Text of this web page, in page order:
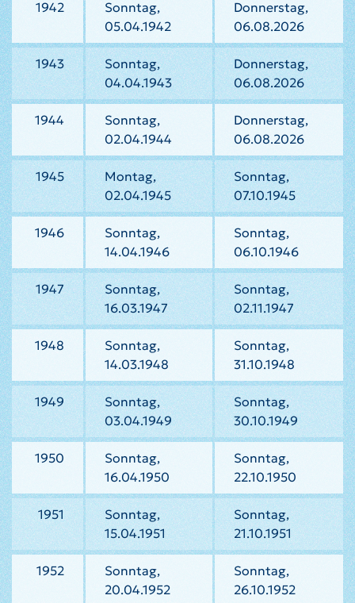
1942
Sonntag,
05.04.1942
Donnerstag,
06.08.2026
1943
Sonntag,
04.04.1943
Donnerstag,
06.08.2026
1944
Sonntag,
02.04.1944
Donnerstag,
06.08.2026
1945
Montag,
02.04.1945
Sonntag,
07.10.1945
1946
Sonntag,
14.04.1946
Sonntag,
06.10.1946
1947
Sonntag,
16.03.1947
Sonntag,
02.11.1947
1948
Sonntag,
14.03.1948
Sonntag,
31.10.1948
1949
Sonntag,
03.04.1949
Sonntag,
30.10.1949
1950
Sonntag,
16.04.1950
Sonntag,
22.10.1950
1951
Sonntag,
15.04.1951
Sonntag,
21.10.1951
1952
Sonntag,
20.04.1952
Sonntag,
26.10.1952